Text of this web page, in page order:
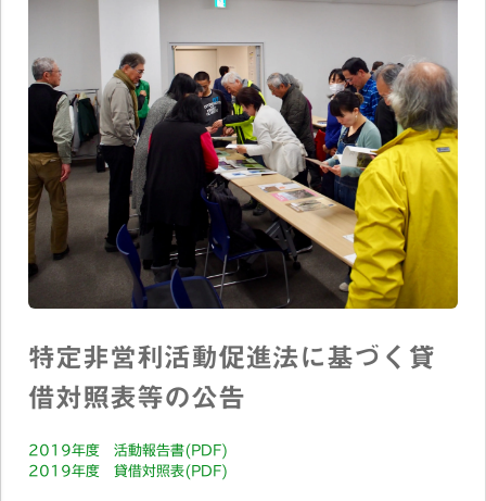
特定非営利活動促進法に基づく貸
借対照表等の公告
2019年度 活動報告書(PDF)
2019年度 貸借対照表(PDF)